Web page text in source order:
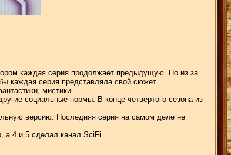
каждая серия продолжает предыдущую. Но из за
каждая серия представляла свой сюжет.
мистики.
социальные нормы. В конце четвёртого сезона из
версию. Последняя серия на самом деле не
а 4 и 5 сделал канал SciFi.